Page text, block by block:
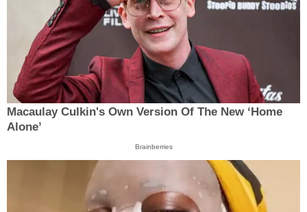
Macaulay Culkin's Own Version Of The New ‘Home
Alone’
Brainberries